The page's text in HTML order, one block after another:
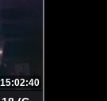
15:02:40